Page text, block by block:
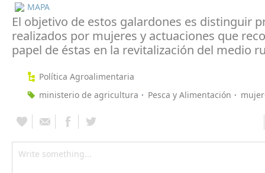
MAPA
El objetivo de estos galardones es distinguir
realizados por mujeres y actuaciones que
papel de éstas en la revitalización del medio
Política Agroalimentaria
ministerio de agricultura
Pesca y Alimentación